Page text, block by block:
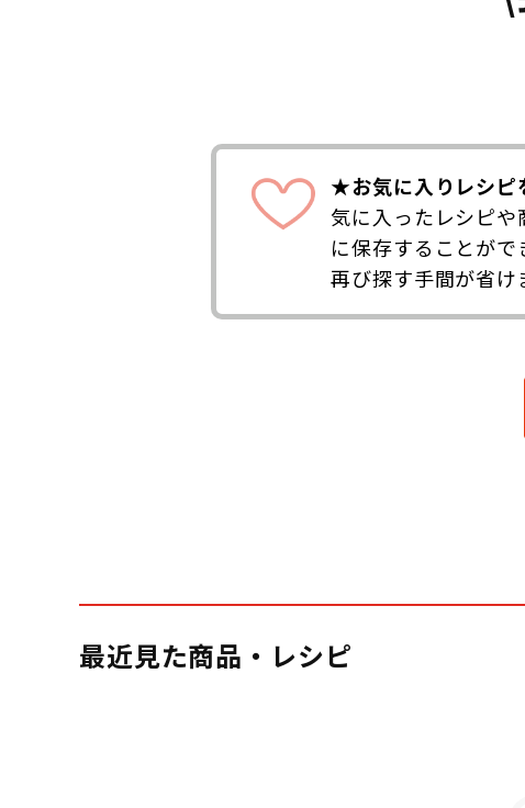
★お気に入りレシピ
気に入ったレシピ
に保存することがで
再び探す手間が省け
最近見た商品・レシピ